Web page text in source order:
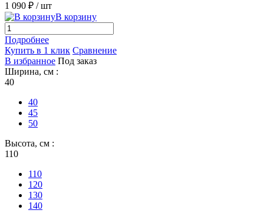
1 090 ₽ / шт
В корзину
Подробнее
Купить в 1 клик Сравнение
В избранное Под заказ
Ширина, см :
40
40
45
50
Высота, см :
110
110
120
130
140